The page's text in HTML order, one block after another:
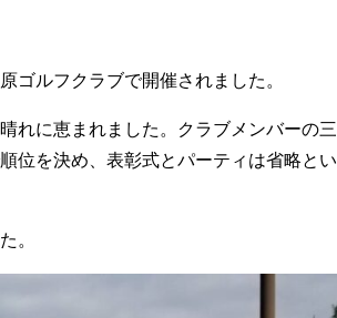
ゴルフクラブで開催されました。
れに恵まれました。クラブメンバーの三
位を決め、表彰式とパーティは省略とい
。